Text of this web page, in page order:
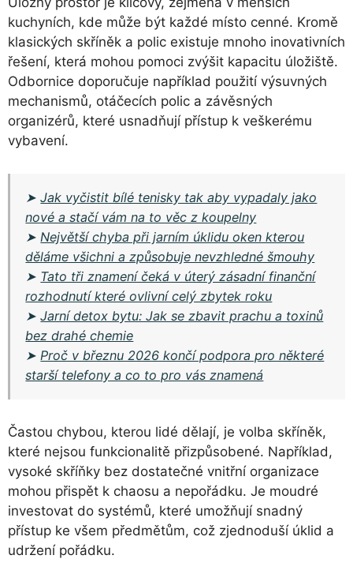
kuchyních, kde může být každé místo cenné. Kromě
klasických skříněk a polic existuje mnoho inovativních
řešení, která mohou pomoci zvýšit kapacitu úložiště.
Odbornice doporučuje například použití výsuvných
mechanismů, otáčecích polic a závěsných
organizérů, které usnadňují přístup k veškerému
vybavení.
➤Jak vyčistit bílé tenisky tak aby vypadaly jako
nové a stačí vám na to věc z koupelny
➤ Největší chyba při jarním úklidu oken kterou
děláme všichni a způsobuje nevzhledné šmouhy
➤ Tato tři znamení čeká v úterý zásadní finanční
rozhodnutí které ovlivní celý zbytek roku
➤Jarní detox bytu: Jak se zbavit prachu a toxinů
bez drahé chemie
➤ Proč v březnu 2026 končí podpora pro některé
starší telefony a co to pro vás znamená
Častou chybou, kterou lidé dělají, je volba skříněk,
které nejsou funkcionalitě přizpůsobené. Například,
vysoké skříňky bez dostatečné vnitřní organizace
mohou přispět k chaosu a nepořádku. Je moudré
investovat do systémů, které umožňují snadný
přístup ke všem předmětům, což zjednoduší úklid a
udržení pořádku.